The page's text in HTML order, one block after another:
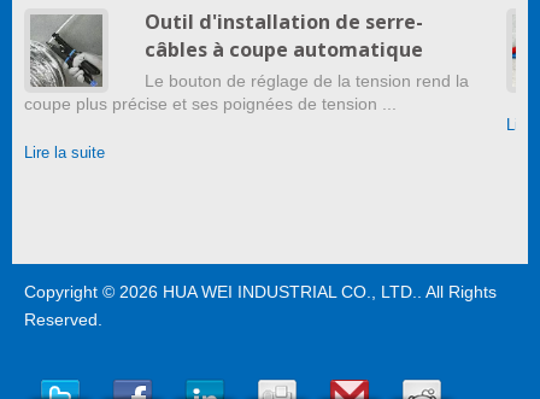
Outil d'installation de serre-
câbles à coupe automatique
Le bouton de réglage de la tension rend la
coupe plus précise et ses poignées de tension ...
Lire la suite
Lire
Copyright © 2026 HUA WEI INDUSTRIAL CO., LTD.. All Rights
Reserved.